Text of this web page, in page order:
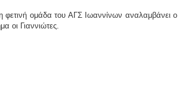
ομάδα του ΑΓΣ Ιωαννίνων αναλαμβάνει ο
οι Γιαννιώτες.